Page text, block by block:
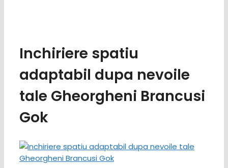
Inchiriere spatiu
adaptabil dupa nevoile
tale Gheorgheni Brancusi
Gok